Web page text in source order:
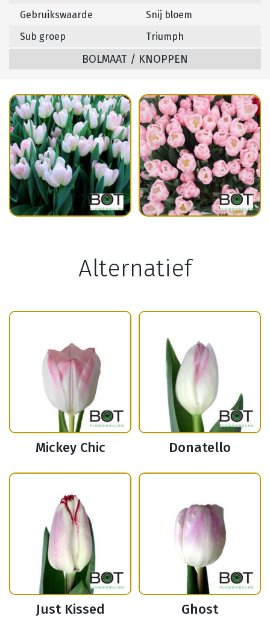
Gebruikswaarde
Snij bloem
Sub groep
Triumph
BOLMAAT / KNOPPEN
Alternatief
Mickey Chic Donatello
Just Kissed Ghost